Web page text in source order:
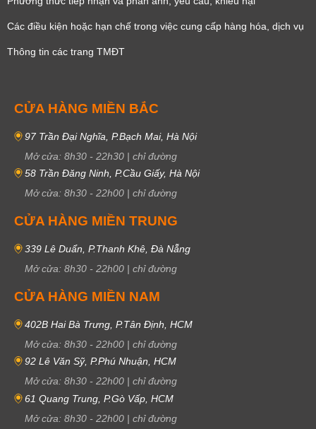
Các điều kiện hoặc hạn chế trong việc cung cấp hàng hóa, dịch vụ
Thông tin các trang TMĐT
CỬA HÀNG MIỀN BẮC
97 Trần Đại Nghĩa, P.Bạch Mai, Hà Nội
Mở cửa: 8h30 - 22h30 | chỉ đường
58 Trần Đăng Ninh, P.Cầu Giấy, Hà Nội
Mở cửa: 8h30 - 22h00 | chỉ đường
CỬA HÀNG MIỀN TRUNG
339 Lê Duẩn, P.Thanh Khê, Đà Nẵng
Mở cửa: 8h30 - 22h00 | chỉ đường
CỬA HÀNG MIỀN NAM
402B Hai Bà Trưng, P.Tân Định, HCM
Mở cửa: 8h30 - 22h00 | chỉ đường
92 Lê Văn Sỹ, P.Phú Nhuận, HCM
Mở cửa: 8h30 - 22h00 | chỉ đường
61 Quang Trung, P.Gò Vấp, HCM
Mở cửa: 8h30 - 22h00 | chỉ đường